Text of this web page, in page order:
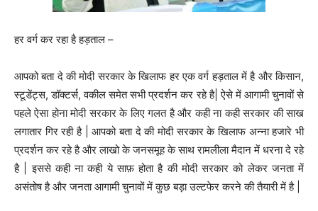
हर वर्ग कर रहा है हड़ताल –
आपको बता दे की मोदी सरकार के खिलाफ हर एक वर्ग हड़ताल में है और किसान,
स्टूडेंट्स, डॉक्टर्स, वकील समेत सभी प्रदर्शन कर रहे है| ऐसे में आगामी चुनावों से
पहले ऐसा होना मोदी सरकार के लिए गलत है और कही ना कही सरकार की साख
लगातार गिर रही है | आपको बता दे की मोदी सरकार के खिलाफ अन्ना हजारे भी
प्रदर्शन कर रहे है और लाखो के जनसमूह के साथ रामलीला मैदान में धरना दे रहे
है | इससे कही ना कही ये साफ़ होता है की मोदी सरकार को लेकर जनता में
असंतोष है और जनता आगामी चुनावों में कुछ बड़ा उल्टफेर करने की तैयारी में है |